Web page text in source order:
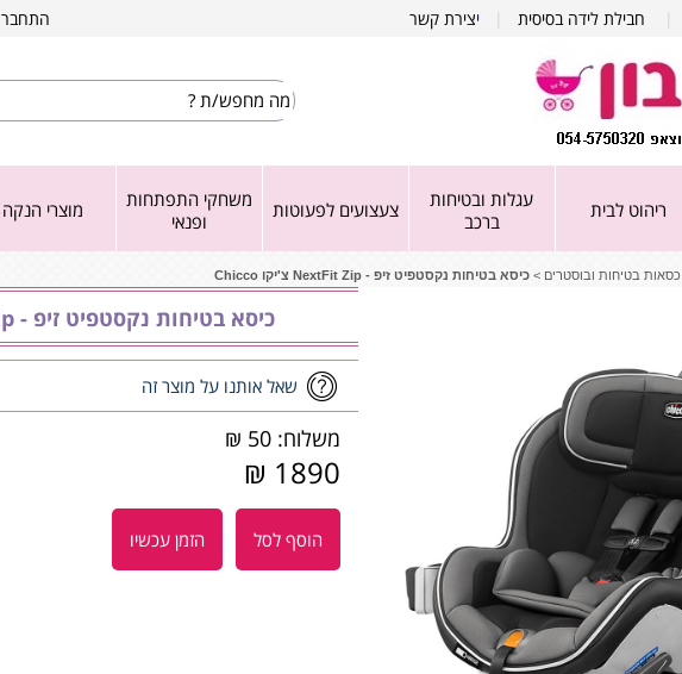
חבילת לידה בסיסית יצירת קשר התחבר
ריהוט לבית
עגלות ובטיחות
ברכב
צעצועים לפעוטות
משחקי התפתחות
ופנאי
מוצרי הנקה
כסאות בטיחות ובוסטרים > כיסא בטיחות נקסטפיט זיפ - NextFit Zip צ'יקו Chicco
כיסא בטיחות נקסטפיט זיפ - NextFit Zip צ'יקו Chicco
שאל אותנו על מוצר זה
משלוח: 50 ₪
1890 ₪
הוסף לסל הזמן עכשיו